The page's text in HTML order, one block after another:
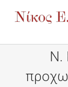
Ν.